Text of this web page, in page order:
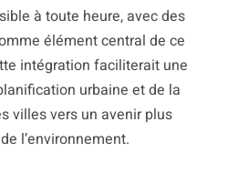
à toute heure, avec des
élément central de ce
intégration faciliterait une
urbaine et de la
villes vers un avenir plus
l’environnement.